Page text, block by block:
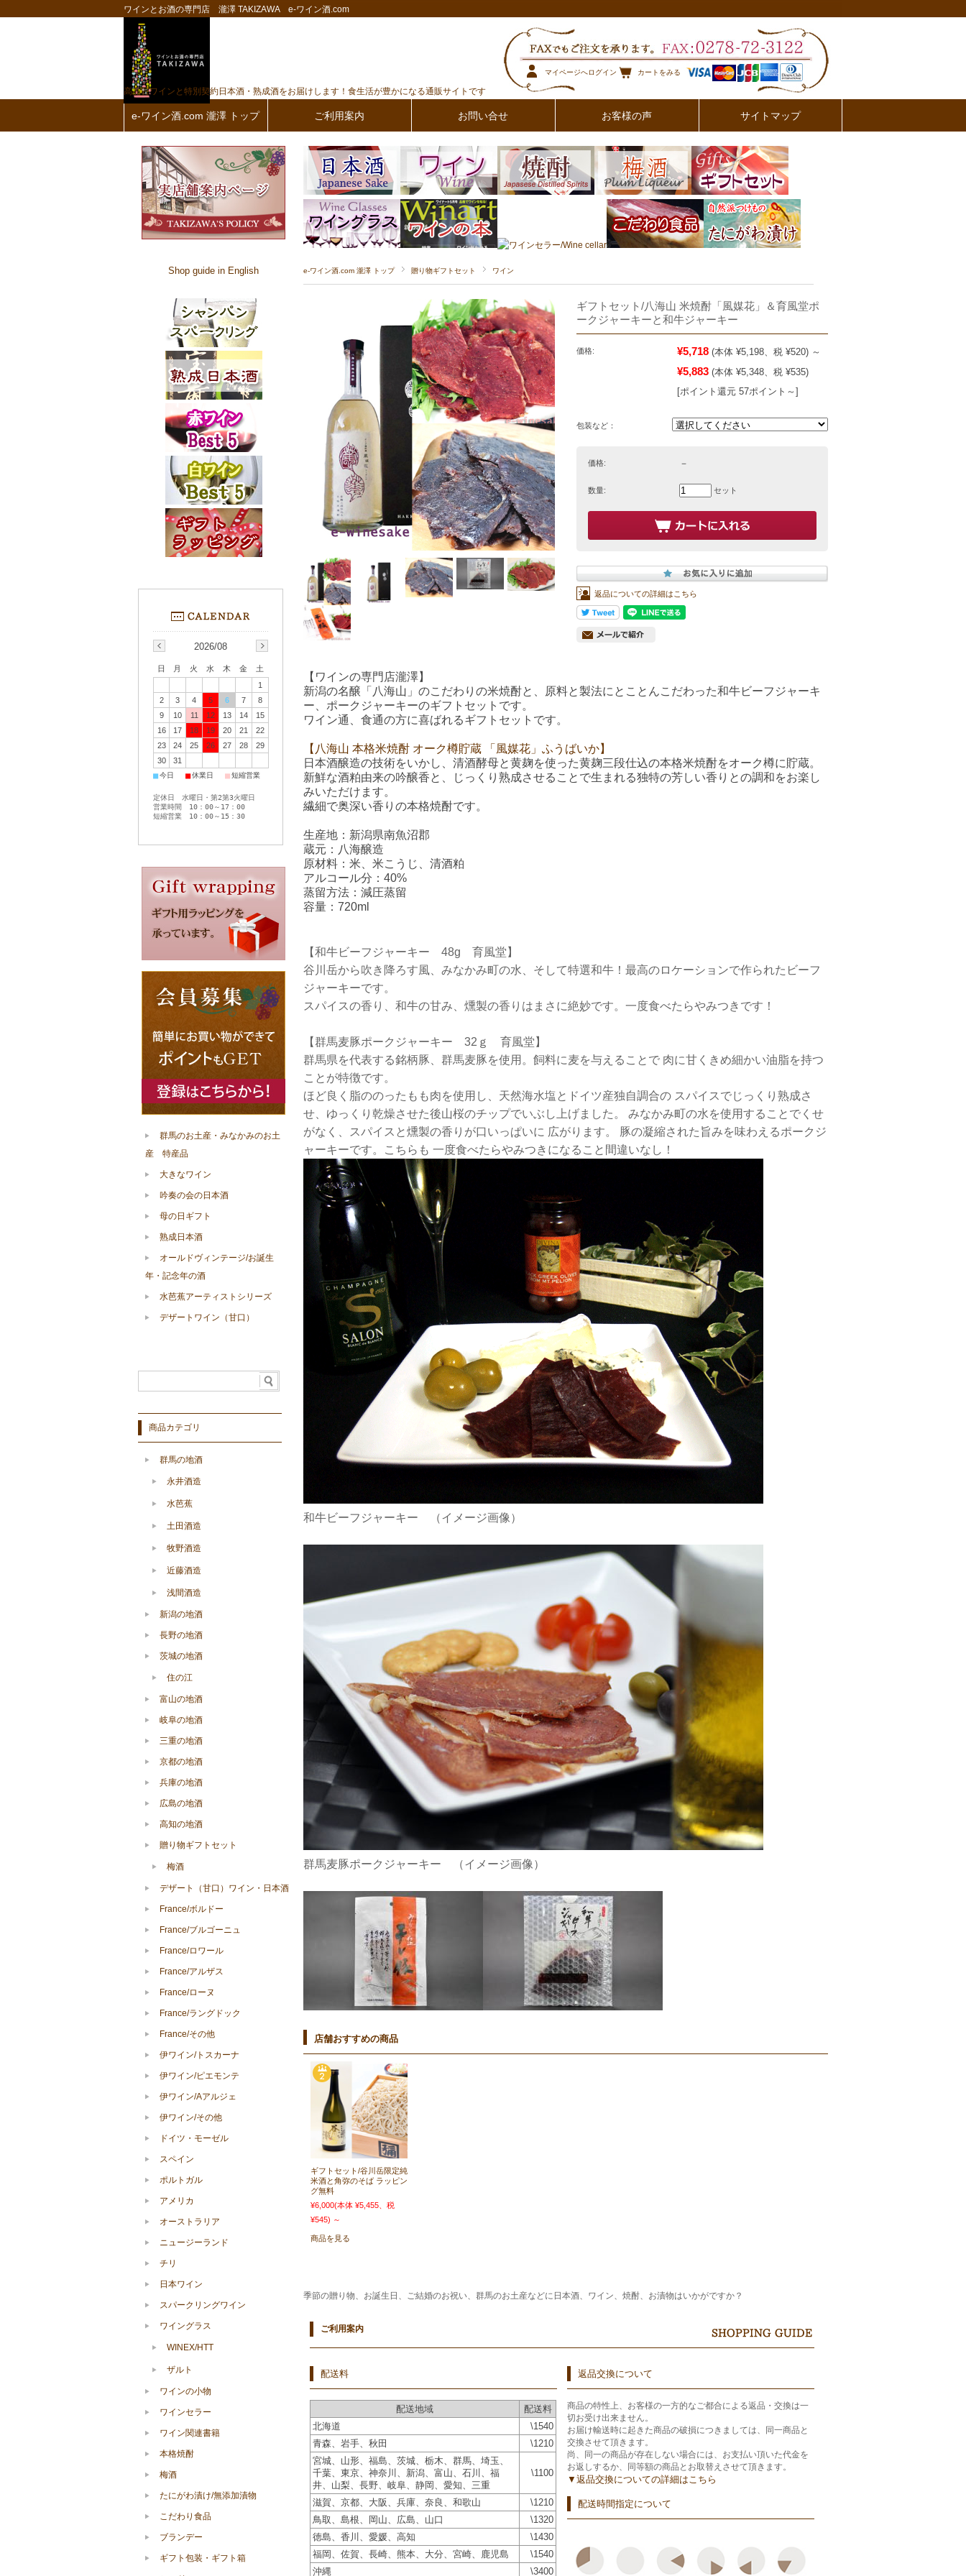
ワインとお酒の専門店 瀧澤 TAKIZAWA e-ワイン酒.com
高品質ワインと特別契約日本酒・熟成酒をお届けします！食生活が豊かになる通販サイトです
マイページへログイン カートをみる
e-ワイン酒.com 瀧澤 トップ ご利用案内 お問い合せ お客様の声 サイトマップ
e-ワイン酒.com 瀧澤 トップ 贈り物ギフトセット ワイン
ギフトセット/八海山 米焼酎「風媒花」＆育風堂ポ
ークジャーキーと和牛ジャーキー
価格: ¥5,718 (本体 ¥5,198、税 ¥520) ～
¥5,883 (本体 ¥5,348、税 ¥535)
[ポイント還元 57ポイント～]
包装など：
価格: －
数量: セット
返品についての詳細はこちら
【ワインの専門店瀧澤】
新潟の名醸「八海山」のこだわりの米焼酎と、原料と製法にとことんこだわった和牛ビーフジャーキ
ー、ポークジャーキーのギフトセットです。
ワイン通、食通の方に喜ばれるギフトセットです。
【 八海山 本格米焼酎 オーク樽貯蔵 「風媒花」ふうばいか】
日本酒醸造の技術をいかし、清酒酵母と黄麹を使った黄麹三段仕込の本格米焼酎をオーク樽に貯蔵。
新鮮な酒粕由来の吟醸香と、じっくり熟成させることで生まれる独特の芳しい香りとの調和をお楽し
みいただけます。
繊細で奥深い香りの本格焼酎です。
生産地： 新潟県南魚沼郡
蔵元： 八海醸造
原材料 ： 米、米こうじ、清酒粕
アルコール分 ：40%
蒸留方法：減圧蒸留
容量：720ml
【和牛ビーフジャーキー 48g 育風堂】
谷川岳から吹き降ろす風、みなかみ町の水、そして特選和牛！最高のロケーションで作られたビーフ
ジャーキーです。
スパイスの香り、和牛の甘み、燻製の香りはまさに絶妙です。一度食べたらやみつきです！
【群馬麦豚ポークジャーキー 32ｇ 育風堂】
群馬県を代表する銘柄豚、群馬麦豚を使用。飼料に麦を与えることで 肉に甘くきめ細かい油脂を持つ
ことが特徴です。
ほど良く脂ののったもも肉を使用し、天然海水塩とドイツ産独自調合の スパイスでじっくり熟成さ
せ、ゆっくり乾燥させた後山桜のチップでいぶし上げました。 みなかみ町の水を使用することでくせ
がなく、スパイスと燻製の香りが口いっぱいに 広がります。 豚の凝縮された旨みを味わえるポークジ
ャーキーです。こちらも 一度食べたらやみつきになること間違いなし！
和牛ビーフジャーキー （イメージ画像）
群馬麦豚ポークジャーキー （イメージ画像）
店舗おすすめの商品
ギフトセット/谷川岳限定純
米酒と角弥のそば ラッピン
グ無料
¥6,000(本体 ¥5,455、税
¥545) ～
商品を見る
季節の贈り物、お誕生日、ご結婚のお祝い、群馬のお土産などに日本酒、ワイン、焼酎、お漬物はいかがですか？
ご利用案内
配送料
配送地域
配送料
北海道
\1540
青森、岩手、秋田
\1210
宮城、山形、福島、茨城、栃木、群馬、埼玉、
千葉、東京、神奈川、新潟、富山、石川、福
井、山梨、長野、岐阜、静岡、愛知、三重
\1100
滋賀、京都、大阪、兵庫、奈良、和歌山
\1210
鳥取、島根、岡山、広島、山口
\1320
徳島、香川、愛媛、高知
\1430
福岡、佐賀、長崎、熊本、大分、宮崎、鹿児島
\1540
沖縄
\3400
返品交換について
商品の特性上、お客様の一方的なご都合による返品・交換は一
切お受け出来ません。
お届け輸送時に起きた商品の破損につきましては、同一商品と
交換させて頂きます。
尚、同一の商品が存在しない場合には、お支払い頂いた代金を
お返しするか、同等額の商品とお取替えさせて頂きます。
▼返品交換についての詳細はこちら
配送時間指定について
Shop guide in English
2026/08
日 月 火 水 木 金
土
1
2
3 4 5 6 7
8
9
10 11 12 13 14
15
16
17 18 19 20 21
22
23
24 25 26 27 28
29
30
31
■今日 ■休業日 ■短縮営業
定休日 水曜日・第2第3火曜日
営業時間 10：00～17：00
短縮営業 10：00～15：30
群馬のお土産・みなかみのお土
産 特産品
大きなワイン
吟奏の会の日本酒
母の日ギフト
熟成日本酒
オールドヴィンテージ/お誕生
年・記念年の酒
水芭蕉アーティストシリーズ
デザートワイン（甘口）
商品カテゴリ
群馬の地酒
永井酒造
水芭蕉
土田酒造
牧野酒造
近藤酒造
浅間酒造
新潟の地酒
長野の地酒
茨城の地酒
住の江
富山の地酒
岐阜の地酒
三重の地酒
京都の地酒
兵庫の地酒
広島の地酒
高知の地酒
贈り物ギフトセット
梅酒
デザート（甘口）ワイン・日本酒
France/ボルドー
France/ブルゴーニュ
France/ロワール
France/アルザス
France/ローヌ
France/ラングドック
France/その他
伊ワイン/トスカーナ
伊ワイン/ピエモンテ
伊ワイン/Aアルジェ
伊ワイン/その他
ドイツ・モーゼル
スペイン
ポルトガル
アメリカ
オーストラリア
ニュージーランド
チリ
日本ワイン
スパークリングワイン
ワイングラス
WINEX/HTT
ザルト
ワインの小物
ワインセラー
ワイン関連書籍
本格焼酎
梅酒
たにがわ漬け/無添加漬物
こだわり食品
ブランデー
ギフト包装・ギフト箱